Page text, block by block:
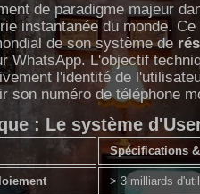
de paradigme majeur
instantanée du monde.
de son système de
WhatsApp. L'objectif
l'identité de
son numéro de téléphone
: Le système
Spécifications
> 3 milliards